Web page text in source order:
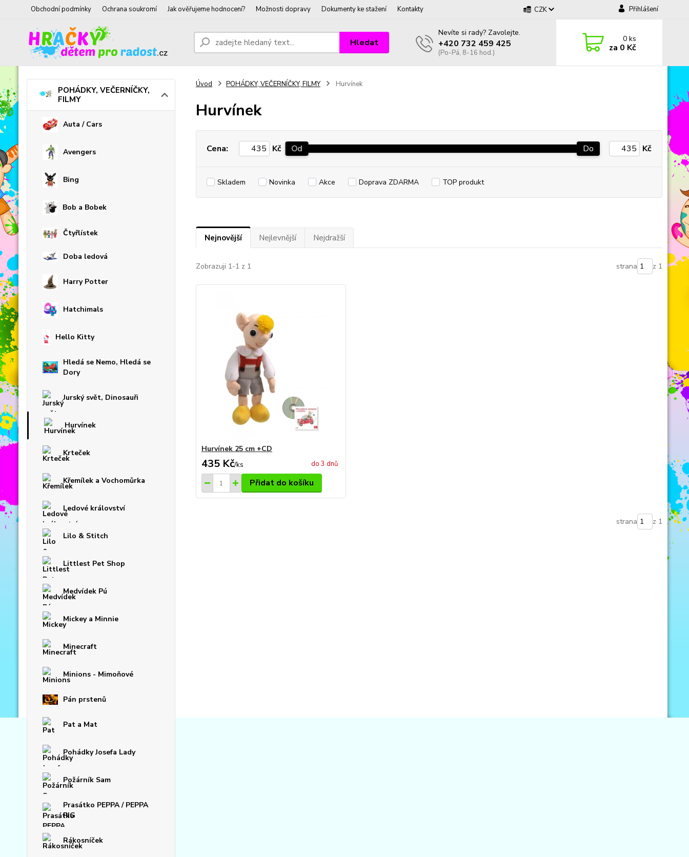
Obchodní podmínky Ochrana soukromí Jak ověřujeme hodnocení? Možnosti dopravy Dokumenty ke stažení Kontakty CZK Přihlášení
Hledat
Nevíte si rady? Zavolejte.
+420 732 459 425
(Po-Pá, 8-16 hod.)
0ks
za 0 Kč
POHÁDKY, VEČERNÍČKY,
FILMY
Auta / Cars
Avengers
Bing
Bob a Bobek
Čtyřlístek
Doba ledová
Harry Potter
Hatchimals
Hello Kitty
Hledá se Nemo, Hledá se
Dory
Jurský svět, Dinosauři
Hurvínek
Krteček
Křemílek a Vochomůrka
Ledové království
Lilo & Stitch
Littlest Pet Shop
Medvídek Pú
Mickey a Minnie
Minecraft
Minions - Mimoňové
Pán prstenů
Pat a Mat
Pohádky Josefa Lady
Požárník Sam
Prasátko PEPPA / PEPPA
PIG
Rákosníček
Úvod POHÁDKY, VEČERNÍČKY, FILMY Hurvínek
Hurvínek
Cena: Kč Od Do Kč
Skladem Novinka Akce Doprava ZDARMA TOP produkt
Nejnovější Nejlevnější Nejdražší
Zobrazuji 1-1 z 1 strana z 1
Hurvínek 25 cm +CD
435 Kč/ks do 3 dnů
Přidat do košíku
strana z 1